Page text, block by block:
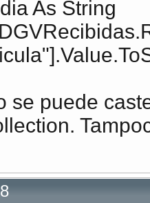
As String
se puede